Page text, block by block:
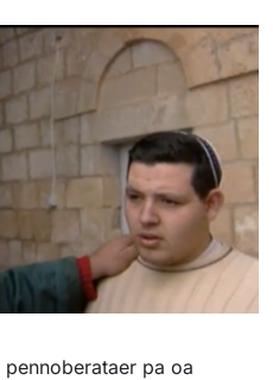
pa oa